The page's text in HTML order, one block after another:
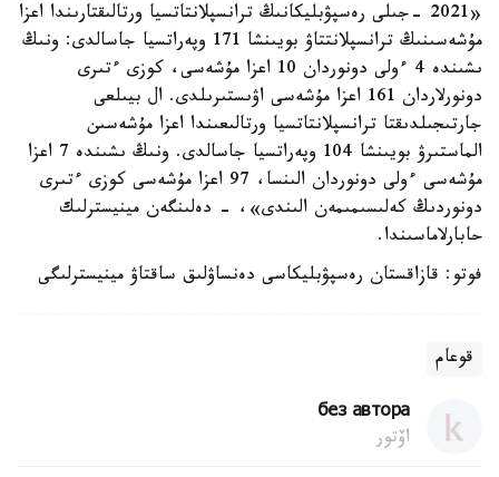
«2021 -جىلى رەسپۋبليكانىڭ ترانسپلانتاتسيا ورتالىقتارىندا اعزا
مۇشەسىنىڭ ترانسپلانتتاۋ بويىنشا 171 وپەراتسيا جاسالدى: ونىڭ
ىشىندە 4 ءولى دونوردان 10 اعزا مۇشەسى، كوزى ءتىرى
دونورلاردان 161 اعزا مۇشەسى اۋىستىرىلدى. ال بيىلعى
جارتىجىلدىقتا ترانسپلانتاتسيا ورتالىعىندا اعزا مۇشەسىن
الماستىرۋ بويىنشا 104 وپەراتسيا جاسالدى. ونىڭ ىشىندە 7 اعزا
مۇشەسى ءولى دونوردان الىنسا، 97 اعزا مۇشەسى كوزى ءتىرى
دونوردىڭ كەلىسىمىمەن الىندى»، - دەلىنگەن مينيسترلىك
حابارلاماسىندا.
فوتو: قازاقستان رەسپۋبليكاسى دەنساۋلىق ساقتاۋ مينيسترلىگى
قوعام
без автора
اۆتور